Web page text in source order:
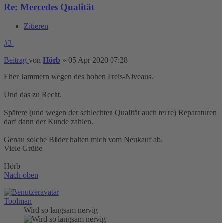
Re: Mercedes Qualität
Zitieren
#3
Beitrag von Hörb » 05 Apr 2020 07:28
Eher Jammern wegen des hohen Preis-Niveaus.
Und das zu Recht.
Spätere (und wegen der schlechten Qualität auch teure) Reparaturen
darf dann der Kunde zahlen.
Genau solche Bilder halten mich vom Neukauf ab.
Viele Grüße
Hörb
Nach oben
Toolman
Wird so langsam nervig